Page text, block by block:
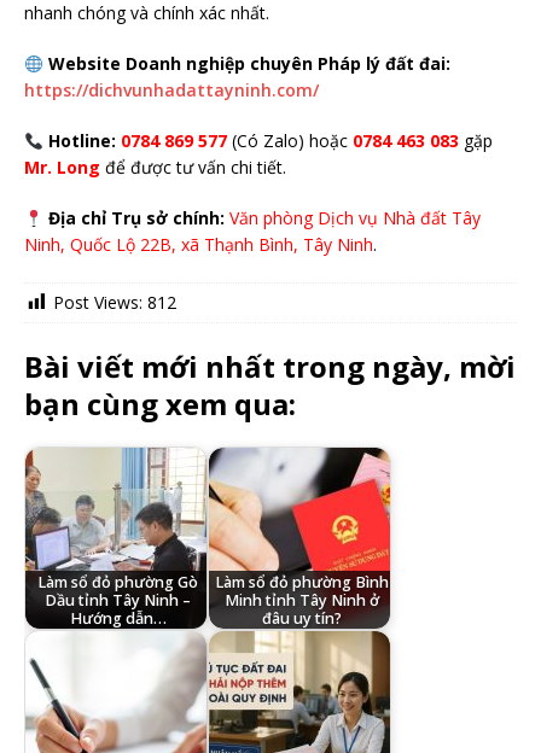
nhanh chóng và chính xác nhất.
Website Doanh nghiệp chuyên Pháp lý đất đai:
https://dichvunhadattayninh.com/
Hotline: 0784 869 577(Có Zalo) hoặc 0784 463 083 gặp
Mr. Long để được tư vấn chi tiết.
Địa chỉ Trụ sở chính: Văn phòng Dịch vụ Nhà đất Tây
Ninh, Quốc Lộ 22B, xã Thạnh Bình, Tây Ninh.
Post Views: 812
Bài viết mới nhất trong ngày, mời
bạn cùng xem qua:
Làm sổ đỏ phường Gò
Dầu tỉnh Tây Ninh –
Hướng dẫn…
Làm sổ đỏ phường Bình
Minh tỉnh Tây Ninh ở
đâu uy tín?